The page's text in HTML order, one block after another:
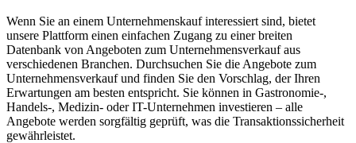
Wenn Sie an einem Unternehmenskauf interessiert sind, bietet
unsere Plattform einen einfachen Zugang zu einer breiten
Datenbank von Angeboten zum Unternehmensverkauf aus
verschiedenen Branchen. Durchsuchen Sie die Angebote zum
Unternehmensverkauf und finden Sie den Vorschlag, der Ihren
Erwartungen am besten entspricht. Sie können in Gastronomie-,
Handels-, Medizin- oder IT-Unternehmen investieren – alle
Angebote werden sorgfältig geprüft, was die Transaktionssicherheit
gewährleistet.